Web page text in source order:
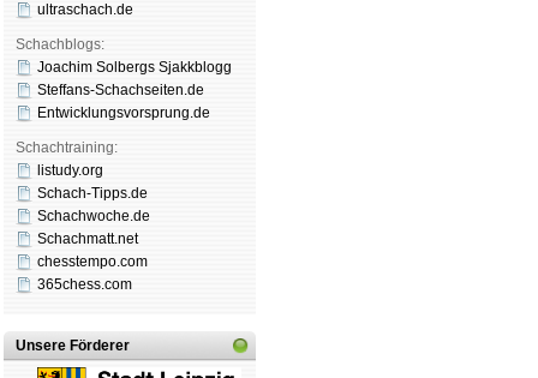
ultraschach.de
Schachblogs:
Joachim Solbergs Sjakkblogg
Steffans-Schachseiten.de
Entwicklungsvorsprung.de
Schachtraining:
listudy.org
Schach-Tipps.de
Schachwoche.de
Schachmatt.net
chesstempo.com
365chess.com
Unsere Förderer